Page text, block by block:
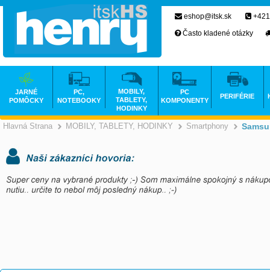
Hlavná Strana >
MOBILY, TABLETY, HODINKY >
Smartphony
eshop@itsk.sk
Často kladené otázky
JARNÉ
POMÔCKY
PC,
NOTEBOOKY
MOBILY,
TABLETY,
HODINKY
PC
KOMPONENTY
PERIFÉRIE